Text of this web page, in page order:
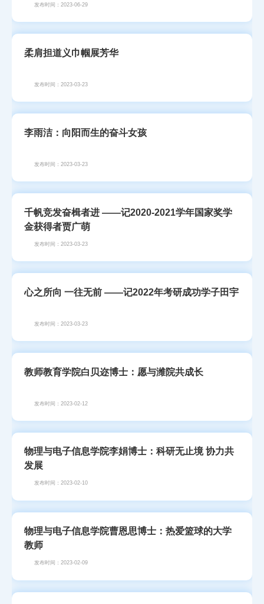
发布时间：2023-06-29
柔肩担道义巾帼展芳华
发布时间：2023-03-23
李雨洁：向阳而生的奋斗女孩
发布时间：2023-03-23
千帆竞发奋楫者进 ——记2020-2021学年国家奖学
金获得者贾广萌
发布时间：2023-03-23
心之所向 一往无前 ——记2022年考研成功学子田宇
发布时间：2023-03-23
教师教育学院白贝迩博士：愿与潍院共成长
发布时间：2023-02-12
物理与电子信息学院李娟博士：科研无止境 协力共
发展
发布时间：2023-02-10
物理与电子信息学院曹恩思博士：热爱篮球的大学
教师
发布时间：2023-02-09